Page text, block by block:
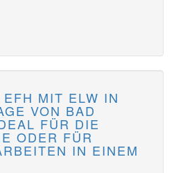
MIT ELW IN
VON BAD
FÜR DIE
FÜR W
IN EINEM H